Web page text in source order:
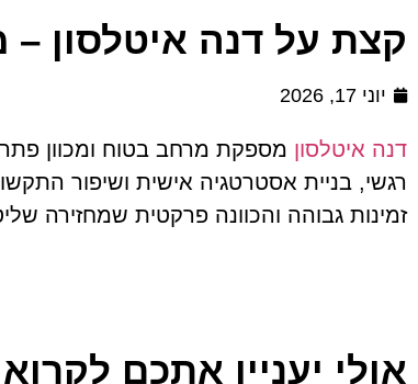
קצת על דנה איטלסון –
יוני 17, 2026
דנה איטלסון מספקת מרחב בטוח ומכוון
רגשי, בניית אסטרטגיה אישית ושיפור
זמינות גבוהה והכוונה פרקטית שמחזירה
אולי יעניין אתכם